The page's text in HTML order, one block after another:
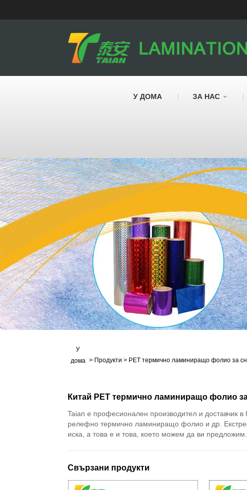
У ДОМА ЗА НАС
У
дома > Продукти > PET термично ламиниращо фолио за
Китай PET термично ламиниращо фолио
Taian е професионален производител и
релефно термично ламиниращо фолио и др.
иска, а това е и това, което можем да ви
Свързани продукти